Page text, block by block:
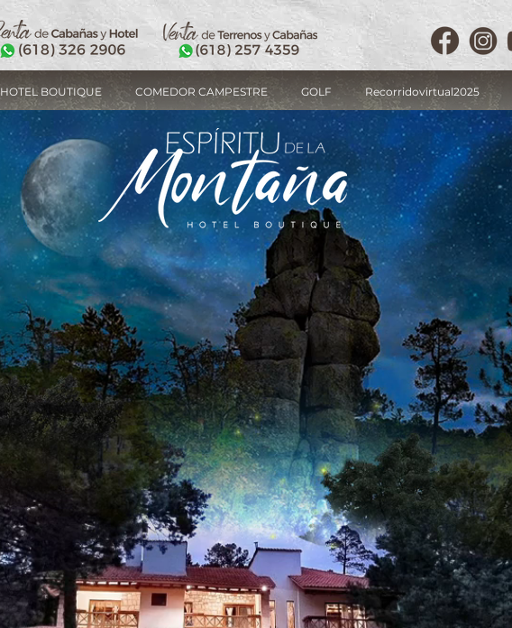
HOTEL BOUTIQUE COMEDOR CAMPESTRE GOLF Recorridovirtual2025